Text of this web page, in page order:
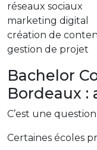
réseaux sociaux
marketing digital
création de
gestion de projet
Bachelor
Bordeaux :
C’est une
Certaines écoles